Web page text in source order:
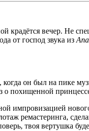
крадётся вечер. Не
от господ звука из
он был на пике
импровизацией
ремастеринга,
твоя вертушка